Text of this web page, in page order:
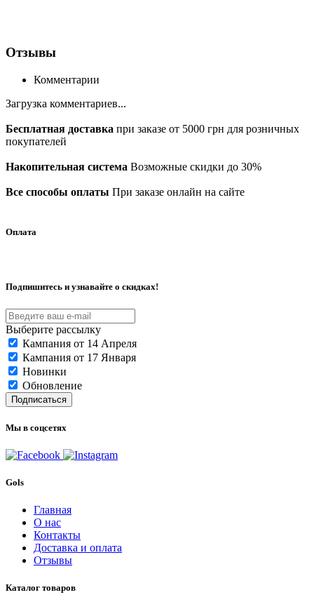
Отзывы
Комментарии
Загрузка комментариев...
Бесплатная доставка при заказе от 5000 грн для розничных
покупателей
Накопительная система Возможные скидки до 30%
Все способы оплаты При заказе онлайн на сайте
Оплата
Подпишитесь и узнавайте о скидках!
Выберите рассылку
Кампания от 14 Апреля
Кампания от 17 Января
Новинки
Обновление
Подписаться
Мы в соцсетях
Gols
Главная
О нас
Контакты
Доставка и оплата
Отзывы
Каталог товаров